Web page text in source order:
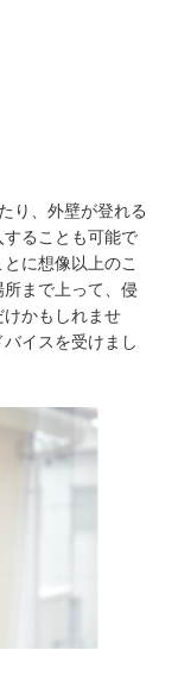
り、外壁が登れる
ることも可能で
に想像以上のこ
まで上って、侵
かもしれませ
イスを受けまし